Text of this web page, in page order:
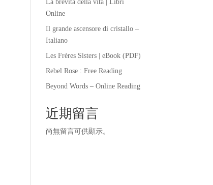
La brevità della vita | Libri
Online
Il grande ascensore di cristallo –
Italiano
Les Frères Sisters | eBook (PDF)
Rebel Rose : Free Reading
Beyond Words – Online Reading
近期留言
尚無留言可供顯示。